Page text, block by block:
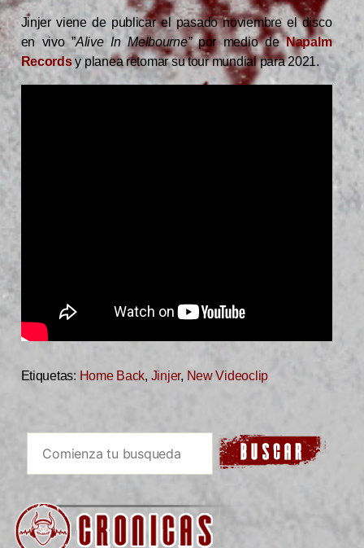
Jinjer viene de publicar el pasado noviembre el disco
en vivo ”Alive In Melbourne”por medio deNapalm
Recordsy planea retomar su tour mundial para 2021.
Etiquetas: Home Back, Jinjer, New Videoclip